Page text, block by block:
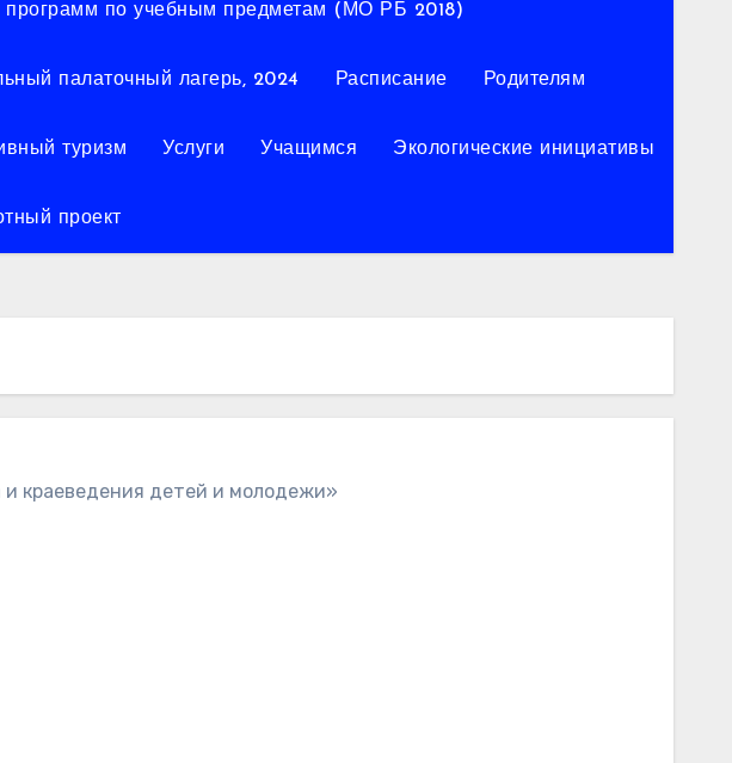
программ по учебным предметам (МО РБ 2018)
палаточный лагерь, 2024 Расписание Родителям
туризм Услуги Учащимся Экологические инициативы
проект
краеведения детей и молодежи»